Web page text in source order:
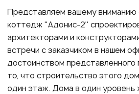
Представляем вашему вниманию
коттедж "Адонис-2"
архитекторами и
встречи с заказчиком в нашем
достоинством представленного
то, что строительство этого
один этаж. Дома в один уровень